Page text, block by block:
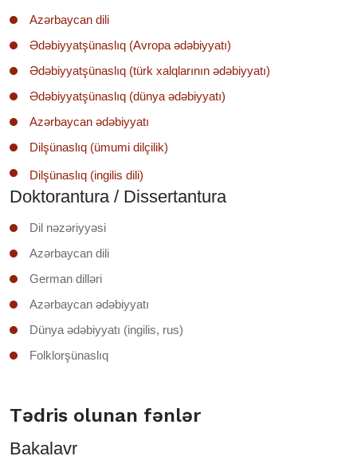
Azərbaycan dili
Ədəbiyyatşünaslıq (Avropa ədəbiyyatı)
Ədəbiyyatşünaslıq (türk xalqlarının ədəbiyyatı)
Ədəbiyyatşünaslıq (dünya ədəbiyyatı)
Azərbaycan ədəbiyyatı
Dilşünaslıq (ümumi dilçilik)
Dilşünaslıq (ingilis dili)
Doktorantura / Dissertantura
Dil nəzəriyyəsi
Azərbaycan dili
German dilləri
Azərbaycan ədəbiyyatı
Dünya ədəbiyyatı (ingilis, rus)
Folklorşünaslıq
Tədris olunan fənlər
Bakalavr